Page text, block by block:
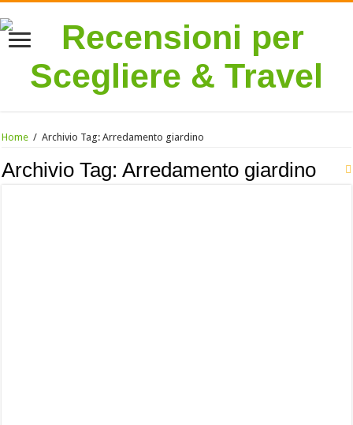
Home / Archivio Tag:Arredamento giardino
Archivio Tag:Arredamento giardino